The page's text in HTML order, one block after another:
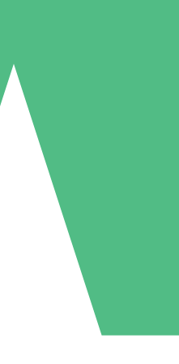
Pakete
monatliche Verpflichtung